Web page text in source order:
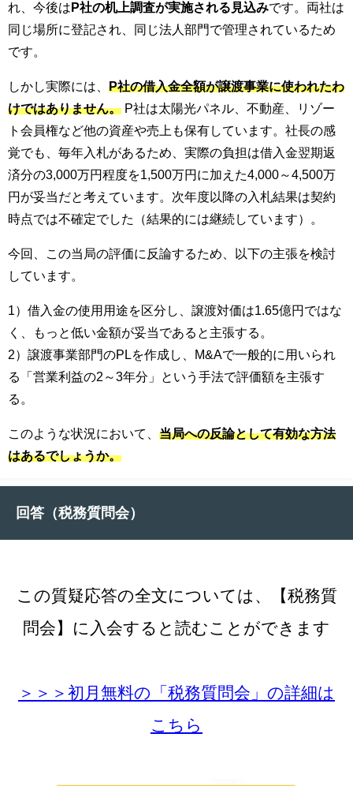
れ、今後は P社の机上調査が実施される見込みです。両社は
同じ場所に登記され、同じ法人部門で管理されているため
です。
しかし実際には、 P社の借入金全額が譲渡事業に使われたわ
けではありません。 P社は太陽光パネル、不動産、リゾー
ト会員権など他の資産や売上も保有しています。社長の感
覚でも、毎年入札があるため、実際の負担は借入金翌期返
済分の3,000万円程度を1,500万円に加えた4,000～4,500万
円が妥当だと考えています。次年度以降の入札結果は契約
時点では不確定でした（結果的には継続しています）。
今回、この当局の評価に反論するため、以下の主張を検討
しています。
1）借入金の使用用途を区分し、譲渡対価は1.65億円ではな
く、もっと低い金額が妥当であると主張する。
2）譲渡事業部門のPLを作成し、M&Aで一般的に用いられ
る「営業利益の2～3年分」という手法で評価額を主張す
る。
このような状況において、 当局への反論として有効な方法
はあるでしょうか。
回答（税務質問会）
この質疑応答の全文については、【税務質
問会】に入会すると読むことができます
＞＞＞初月無料の「税務質問会」の詳細は
こちら